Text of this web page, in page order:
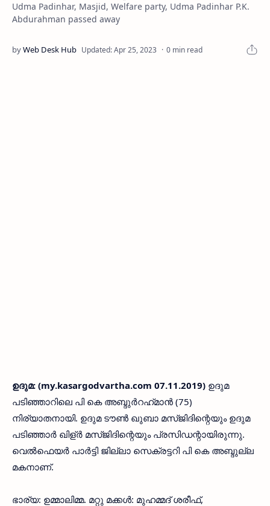
Udma Padinhar, Masjid, Welfare party, Udma Padinhar P.K.
Abdurahman passed away
0 min read
ഉദുമ: (my.kasargodvartha.com 07.11.2019) ഉദുമ
പടിഞ്ഞാറിലെ പി കെ അബ്ദുർറഹ്‌മാൻ (75)
നിര്യാതനായി. ഉദുമ ടൗണ്‍ ഖുബാ മസ്ജിദിന്റെയും ഉദുമ
പടിഞ്ഞാര്‍ ഖിള്ര്‍ മസ്ജിദിന്റെയും പ്രസിഡന്റായിരുന്നു.
വെല്‍ഫെയര്‍ പാര്‍ട്ടി ജില്ലാ സെക്രട്ടറി പി കെ അബ്ദുല്ല
മകനാണ്.
ഭാര്യ: ഉമ്മാലിമ്മ. മറ്റു മക്കള്‍: മുഹമ്മദ് ശരീഫ്,